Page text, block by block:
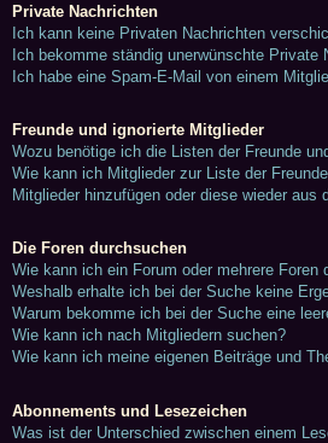
Private Nachrichten
Ich kann keine Privaten Nachrichten
Ich bekomme ständig unerwünschte Private
Ich habe eine Spam-E-Mail von einem
Freunde und ignorierte Mitglieder
Wozu benötige ich die Listen der Freunde
Wie kann ich Mitglieder zur Liste der
Mitglieder hinzufügen oder diese wieder aus
Die Foren durchsuchen
Wie kann ich ein Forum oder mehrere Foren
Weshalb erhalte ich bei der Suche keine
Warum bekomme ich bei der Suche eine
Wie kann ich nach Mitgliedern suchen?
Wie kann ich meine eigenen Beiträge und
Abonnements und Lesezeichen
Was ist der Unterschied zwischen einem